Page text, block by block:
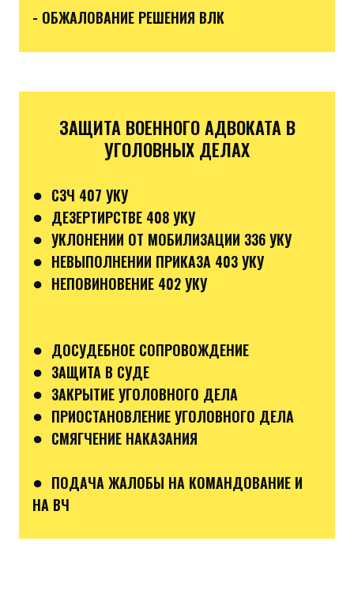
- ОБЖАЛОВАНИЕ РЕШЕНИЯ ВЛК
ЗАЩИТА ВОЕННОГО АДВОКАТА В
УГОЛОВНЫХ ДЕЛАХ
● СЗЧ 407 УКУ
● ДЕЗЕРТИРСТВЕ 408 УКУ
● УКЛОНЕНИИ ОТ МОБИЛИЗАЦИИ 336 УКУ
● НЕВЫПОЛНЕНИИ ПРИКАЗА 403 УКУ
● НЕПОВИНОВЕНИЕ 402 УКУ
● ДОСУДЕБНОЕ СОПРОВОЖДЕНИЕ
● ЗАЩИТА В СУДЕ
● ЗАКРЫТИЕ УГОЛОВНОГО ДЕЛА
● ПРИОСТАНОВЛЕНИЕ УГОЛОВНОГО ДЕЛА
● СМЯГЧЕНИЕ НАКАЗАНИЯ
● ПОДАЧА ЖАЛОБЫ НА КОМАНДОВАНИЕ И
НА ВЧ